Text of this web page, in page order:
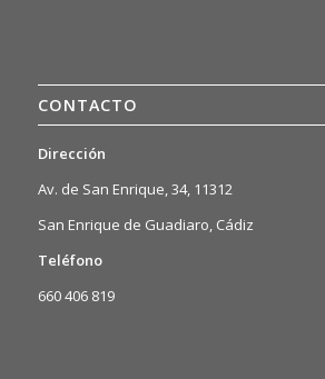
CONTACTO
Dirección
Av. de San Enrique, 34, 11312
San Enrique de Guadiaro, Cádiz
Teléfono
660 406 819